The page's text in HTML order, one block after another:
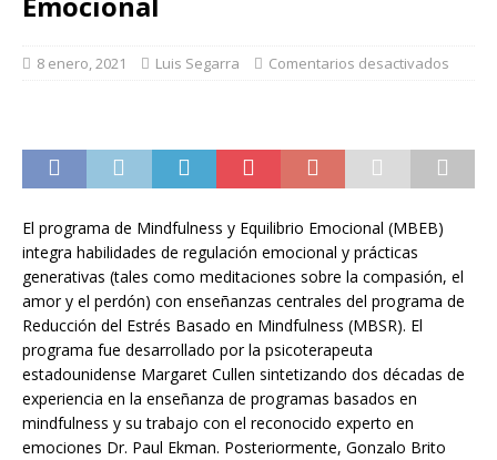
8 enero, 2021 Luis Segarra Comentarios desactivados
El programa de Mindfulness y Equilibrio Emocional (MBEB)
integra habilidades de regulación emocional y prácticas
generativas (tales como meditaciones sobre la compasión, el
amor y el perdón) con enseñanzas centrales del programa de
Reducción del Estrés Basado en Mindfulness (MBSR). El
programa fue desarrollado por la psicoterapeuta
estadounidense Margaret Cullen sintetizando dos décadas de
experiencia en la enseñanza de programas basados en
mindfulness y su trabajo con el reconocido experto en
emociones Dr. Paul Ekman. Posteriormente, Gonzalo Brito